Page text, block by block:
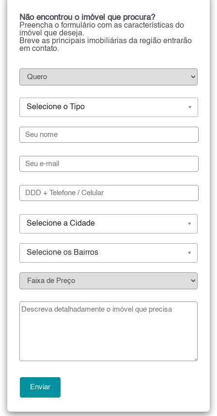
Não encontrou o imóvel que procura?
Preencha o formulário com as características do
imóvel que deseja.
Breve as principais imobiliárias da região entrarão
em contato.
Selecione o Tipo
Selecione a Cidade
Selecione os Bairros